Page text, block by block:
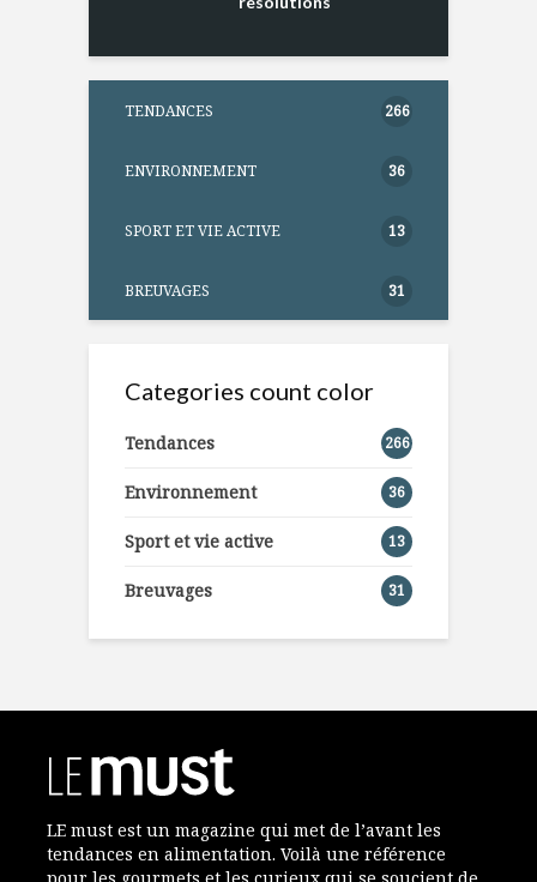
TENDANCES 266
ENVIRONNEMENT 36
SPORT ET VIE ACTIVE 13
BREUVAGES 31
Categories count color
Tendances 266
Environnement 36
Sport et vie active 13
Breuvages 31
LE must est un magazine qui met de l’avant les
tendances en alimentation. Voilà une référence